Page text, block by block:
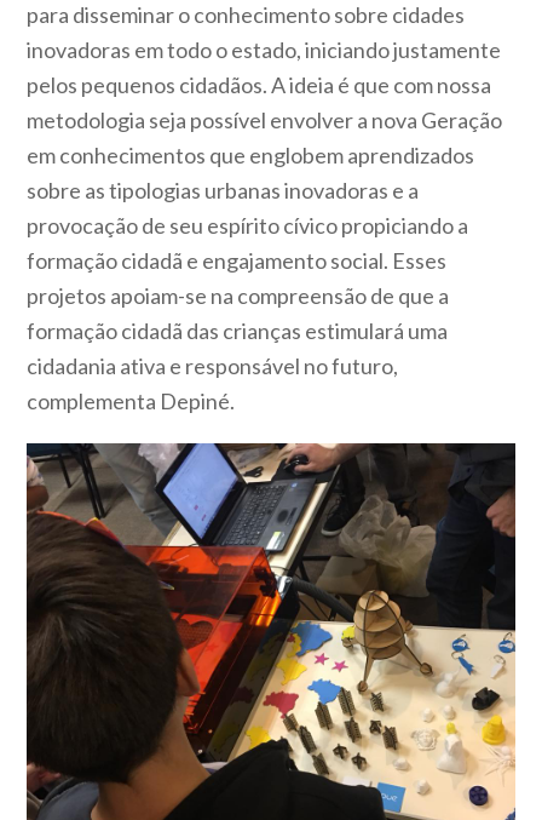
para disseminar o conhecimento sobre cidades
inovadoras em todo o estado, iniciando justamente
pelos pequenos cidadãos. A ideia é que com nossa
metodologia seja possível envolver a nova Geração
em conhecimentos que englobem aprendizados
sobre as tipologias urbanas inovadoras e a
provocação de seu espírito cívico propiciando a
formação cidadã e engajamento social. Esses
projetos apoiam-se na compreensão de que a
formação cidadã das crianças estimulará uma
cidadania ativa e responsável no futuro,
complementa Depiné.